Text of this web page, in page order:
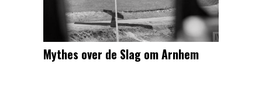
Mythes over de Slag om Arnhem